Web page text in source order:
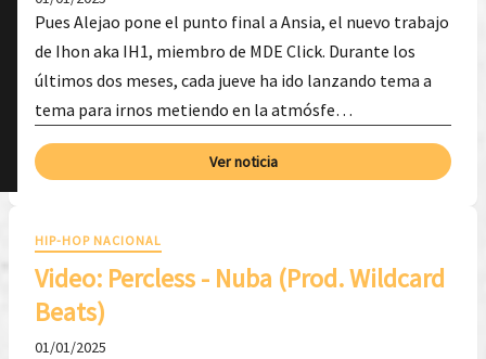
Pues Alejao pone el punto final a Ansia, el nuevo trabajo
de Ihon aka IH1, miembro de MDE Click. Durante los
últimos dos meses, cada jueve ha ido lanzando tema a
tema para irnos metiendo en la atmósfe…
Ver noticia
HIP-HOP NACIONAL
Video: P​ercless - Nuba (Prod. Wildcard
Beats)
01/01/2025